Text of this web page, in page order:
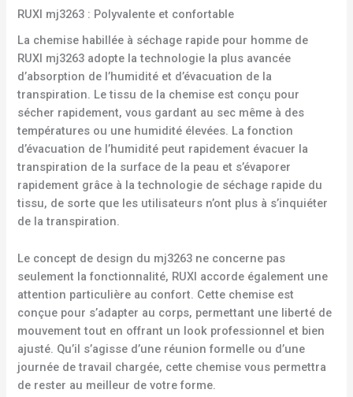
RUXI mj3263 : Polyvalente et confortable
La chemise habillée à séchage rapide pour homme de
RUXI mj3263 adopte la technologie la plus avancée
d’absorption de l’humidité et d’évacuation de la
transpiration. Le tissu de la chemise est conçu pour
sécher rapidement, vous gardant au sec même à des
températures ou une humidité élevées. La fonction
d’évacuation de l’humidité peut rapidement évacuer la
transpiration de la surface de la peau et s’évaporer
rapidement grâce à la technologie de séchage rapide du
tissu, de sorte que les utilisateurs n’ont plus à s’inquiéter
de la transpiration.
Le concept de design du mj3263 ne concerne pas
seulement la fonctionnalité, RUXI accorde également une
attention particulière au confort. Cette chemise est
conçue pour s’adapter au corps, permettant une liberté de
mouvement tout en offrant un look professionnel et bien
ajusté. Qu’il s’agisse d’une réunion formelle ou d’une
journée de travail chargée, cette chemise vous permettra
de rester au meilleur de votre forme.